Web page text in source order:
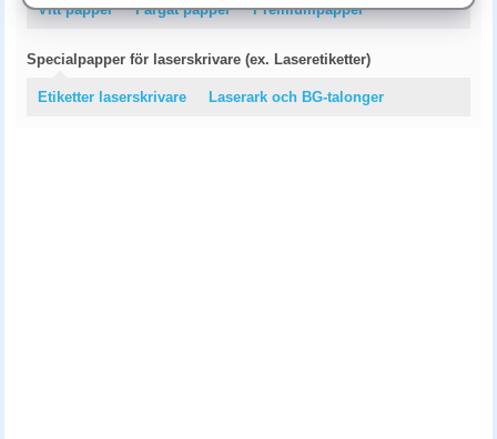
Vitt papper Färgat papper Premiumpapper
Specialpapper för laserskrivare (ex. Laseretiketter)
Etiketter laserskrivare Laserark och BG-talonger